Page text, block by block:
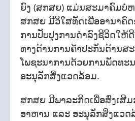
ຍົງ (ສກສຍ) ແມ່ນສະມາຄົມບໍ່
ສກສຍ ມີວິໃສທັດເພື່ອອານາຄົ
ການປັບປຸງການດໍາລົງຊີວິດໃຫ້
ທາງດ້ານການຄໍ້າປະກັນດ້ານສ
ໂພຊະນາການດ້ວຍການພັດທະ
ອະນຸລັກສິ່ງແວດລ້ອມ.
ສກສຍ ມີພາລະກິດເພື່ອສົ່ງເສີ
ອາຫານ ແລະ ອະນຸລັກສິ່ງແວດ